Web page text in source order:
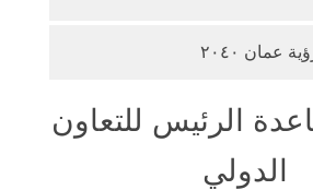
عمان ٢٠٤٠
الرئيس للتعاون
الدولي